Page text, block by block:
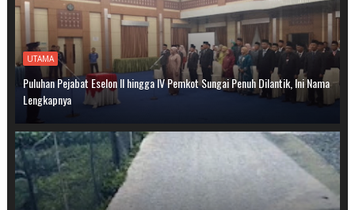
UTAMA
Puluhan Pejabat Eselon II hingga IV Pemkot Sungai Penuh Dilantik, Ini Nama
Lengkapnya